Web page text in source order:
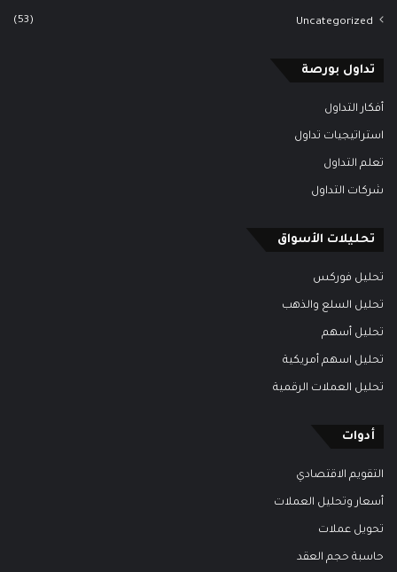
Uncategorized
(53)
تداول بورصة
أفكار التداول
استراتيجيات تداول
تعلم التداول
شركات التداول
تحليلات الأسواق
تحليل فوركس
تحليل السلع والذهب
تحليل أسهم
تحليل اسهم أمريكية
تحليل العملات الرقمية
أدوات
التقويم الاقتصادي
أسعار وتحليل العملات
تحويل عملات
حاسبة حجم العقد